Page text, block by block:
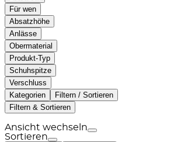
Für wen
Absatzhöhe
Anlässe
Obermaterial
Produkt-Typ
Schuhspitze
Verschluss
Kategorien
Filtern / Sortieren
Filtern & Sortieren
Ansicht wechseln
Sortieren